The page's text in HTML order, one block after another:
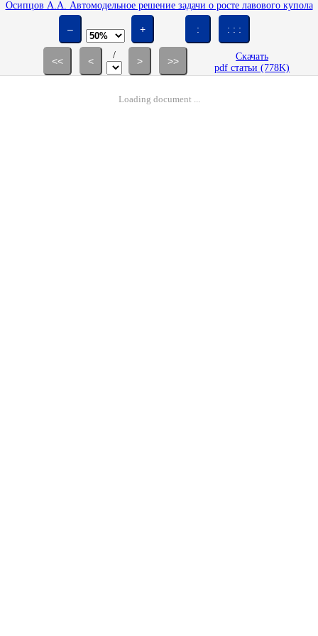
Осипцов А.А. Автомодельное решение задачи о росте лавового купола
на произвольной конической поверхности // Изв. РАН. МЖГ. 2004.
№ 1. С. 53-68.
– + : : : :
<< <
/
> >>
Скачать
pdf статьи (778K)
Loading document ...